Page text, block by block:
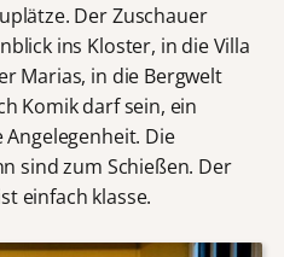
Der Zuschauer
ins Kloster, in die Villa
Marias, in die Bergwelt
Komik darf sein, ein
Die
sind zum Schießen. Der
einfach klasse.